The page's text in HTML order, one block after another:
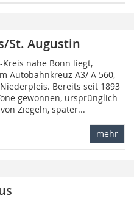
St. Augustin
Kreis nahe Bonn liegt,
Autobahnkreuz A3/ A 560,
Bereits seit 1893
gewonnen, ursprünglich
Ziegeln, später...
mehr